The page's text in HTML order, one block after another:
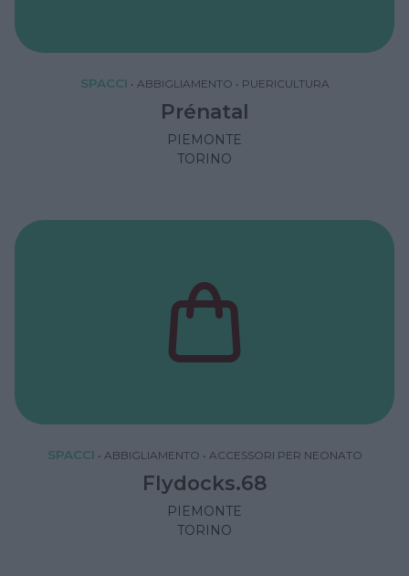
SPACCI • ABBIGLIAMENTO • PUERICULTURA
Prénatal
PIEMONTE
TORINO
SPACCI • ABBIGLIAMENTO • ACCESSORI PER NEONATO
Flydocks.68
PIEMONTE
TORINO